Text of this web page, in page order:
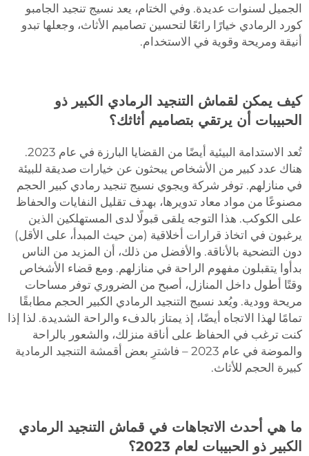
الجميل لسنوات عديدة. وفي الختام، يعد نسيج تنجيد الجامبو
كورد الرمادي خيارًا رائعًا لتحسين تصاميم الأثاث، وجعلها تبدو
أنيقة ومريحة وقوية في الاستخدام.
كيف يمكن لقماش التنجيد الرمادي الكبير ذو
الحبيبات أن يرتقي بتصاميم أثاثك؟
تُعد الاستدامة البيئية أيضًا من القضايا البارزة في عام 2023.
هناك عدد كبير من الأشخاص يبحثون عن خيارات صديقة للبيئة
في منازلهم. توفر شركة ويجوي نسيج تنجيد رمادي كبير الحجم
مصنوعًا من مواد معاد تدويرها، بهدف تقليل النفايات والحفاظ
على الكوكب. هذا التوجه يلقى قبولًا لدى المستهلكين الذين
يرغبون في اتخاذ قرارات أخلاقية (من حيث المبدأ، على الأقل)
دون التضحية بالأناقة. والأفضل من ذلك، أن المزيد من الناس
بدأوا يتقبلون مفهوم الراحة في منازلهم. ومع قضاء الأشخاص
وقتًا أطول داخل المنازل، أصبح من الضروري توفر مساحات
مريحة وودية. ويُعد نسيج التنجيد الرمادي الكبير الحجم مطابقًا
تمامًا لهذا الاتجاه أيضًا، إذ يمتاز بالدفء والراحة الشديدة. لذا إذا
كنت ترغب في الحفاظ على أناقة منزلك، والشعور بالراحة
والموضة في عام 2023 – فاشترِ بعض أقمشة التنجيد الرمادية
كبيرة الحجم للأثاث.
ما هي أحدث الاتجاهات في قماش التنجيد الرمادي
الكبير ذو الحبيبات لعام 2023؟